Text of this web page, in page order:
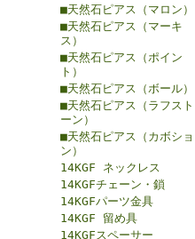
■天然石ピアス（マロン）
■天然石ピアス（マーキ
ス）
■天然石ピアス（ポイン
ト）
■天然石ピアス（ボール）
■天然石ピアス（ラフスト
ーン）
■天然石ピアス（カボショ
ン）
14KGF ネックレス
14KGFチェーン・鎖
14KGFパーツ金具
14KGF 留め具
14KGFスペーサー